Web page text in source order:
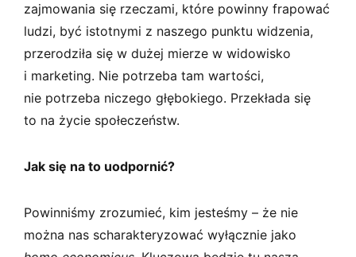
zajmowania się rzeczami, które powinny frapować
ludzi, być istotnymi z naszego punktu widzenia,
przerodziła się w dużej mierze w widowisko
i marketing. Nie potrzeba tam wartości,
nie potrzeba niczego głębokiego. Przekłada się
to na życie społeczeństw.
Jak się na to uodpornić?
Powinniśmy zrozumieć, kim jesteśmy – że nie
można nas scharakteryzować wyłącznie jako